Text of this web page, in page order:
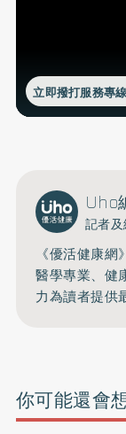
立即撥打服務專線
Uho
記者
《優活健康
醫學專業、健
力為讀者提供
你可能還會